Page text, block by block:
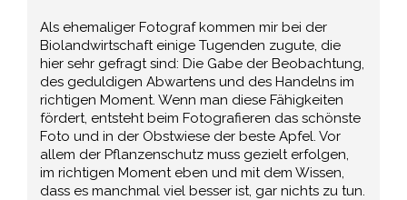
Als ehemaliger Fotograf kommen mir bei der
Biolandwirtschaft einige Tugenden zugute, die
hier sehr gefragt sind: Die Gabe der Beobachtung,
des geduldigen Abwartens und des Handelns im
richtigen Moment. Wenn man diese Fähigkeiten
fördert, entsteht beim Fotografieren das schönste
Foto und in der Obstwiese der beste Apfel. Vor
allem der Pflanzenschutz muss gezielt erfolgen,
im richtigen Moment eben und mit dem Wissen,
dass es manchmal viel besser ist, gar nichts zu tun.